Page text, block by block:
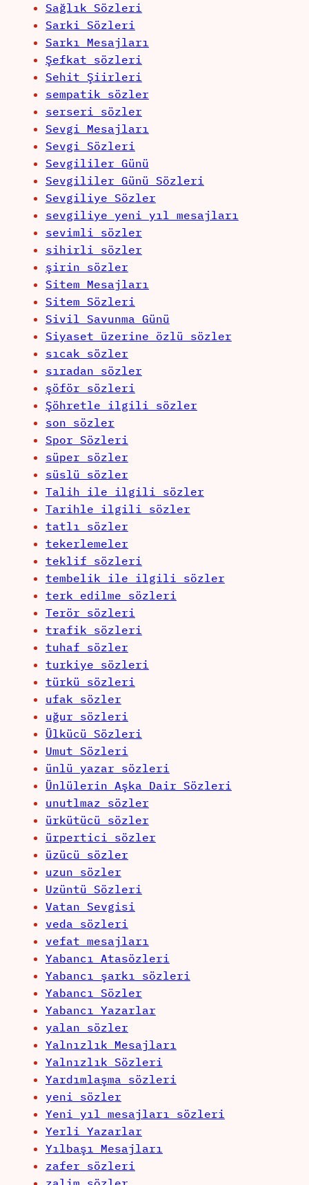
Sağlık Sözleri
Sarki Sözleri
Sarkı Mesajları
Şefkat sözleri
Sehit Şiirleri
sempatik sözler
serseri sözler
Sevgi Mesajları
Sevgi Sözleri
Sevgililer Günü
Sevgililer Günü Sözleri
Sevgiliye Sözler
sevgiliye yeni yıl mesajları
sevimli sözler
sihirli sözler
şirin sözler
Sitem Mesajları
Sitem Sözleri
Sivil Savunma Günü
Siyaset üzerine özlü sözler
sıcak sözler
sıradan sözler
şöför sözleri
Şöhretle ilgili sözler
son sözler
Spor Sözleri
süper sözler
süslü sözler
Talih ile ilgili sözler
Tarihle ilgili sözler
tatlı sözler
tekerlemeler
teklif sözleri
tembelik ile ilgili sözler
terk edilme sözleri
Terör sözleri
trafik sözleri
tuhaf sözler
turkiye sözleri
türkü sözleri
ufak sözler
uğur sözleri
Ülkücü Sözleri
Umut Sözleri
ünlü yazar sözleri
Ünlülerin Aşka Dair Sözleri
unutlmaz sözler
ürkütücü sözler
ürpertici sözler
üzücü sözler
uzun sözler
Uzüntü Sözleri
Vatan Sevgisi
veda sözleri
vefat mesajları
Yabancı Atasözleri
Yabancı şarkı sözleri
Yabancı Sözler
Yabancı Yazarlar
yalan sözler
Yalnızlık Mesajları
Yalnızlık Sözleri
Yardımlaşma sözleri
yeni sözler
Yeni yıl mesajları sözleri
Yerli Yazarlar
Yılbaşı Mesajları
zafer sözleri